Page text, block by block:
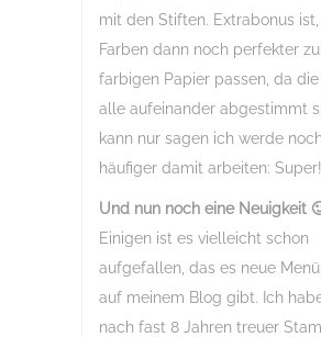
mit den Stiften. Extrabonus
Farben dann noch perfekter
farbigen Papier passen, da die
alle aufeinander abgestimmt
kann nur sagen ich werde
häufiger damit arbeiten:
Und nun noch eine Neuigkeit
Einigen ist es vielleicht schon
aufgefallen, das es neue
auf meinem Blog gibt. Ich
nach fast 8 Jahren treuer